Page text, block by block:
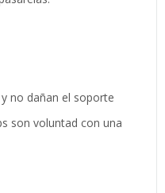
no dañan el soporte
son voluntad con una